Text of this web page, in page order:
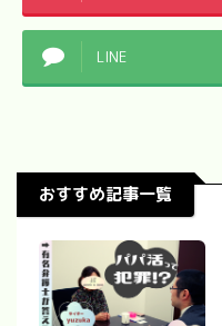
LINE
おすすめ記事一覧